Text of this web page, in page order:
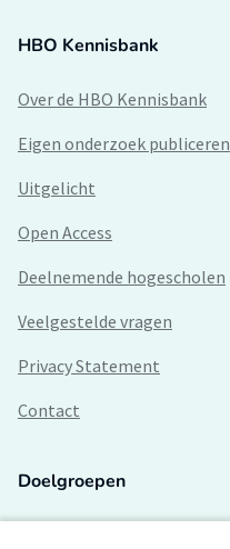
HBO Kennisbank
Over de HBO Kennisbank
Eigen onderzoek publiceren
Uitgelicht
Open Access
Deelnemende hogescholen
Veelgestelde vragen
Privacy Statement
Contact
Doelgroepen